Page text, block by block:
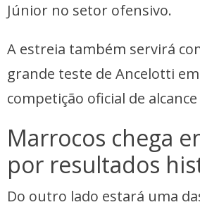
Júnior no setor ofensivo.
A estreia também servirá
grande teste de Ancelotti
competição oficial de
Marrocos chega
por resultados
Do outro lado estará uma